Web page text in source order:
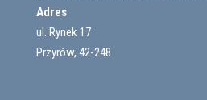
Adres
ul. Rynek 17
Przyrów, 42-248